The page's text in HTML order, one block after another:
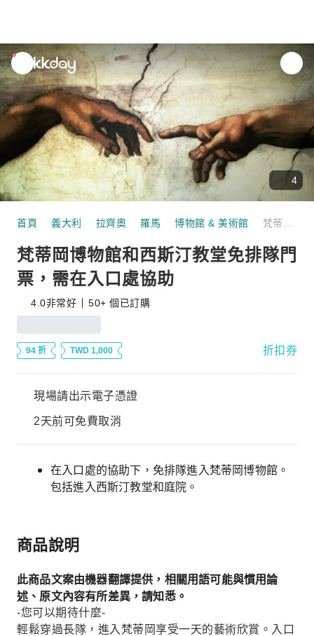
unread
notifications
4
首頁 義大利 拉齊奧 羅馬 博物館 & 美術館
梵蒂岡博物館和西斯汀教堂免排隊門
票，需在入口處協助
4.0非常好 50+ 個已訂購
94 折 TWD 1,000 折扣券
現場請出示電子憑證
2天前可免費取消
在入口處的協助下，免排隊進入梵蒂岡博物館。
包括進入西斯汀教堂和庭院。
商品說明
此商品文案由機器翻譯提供，相關用語可能與慣用論
述、原文內容有所差異，請知悉。
-您可以期待什麼-
輕鬆穿過長隊，進入梵蒂岡享受一天的藝術欣賞。入口